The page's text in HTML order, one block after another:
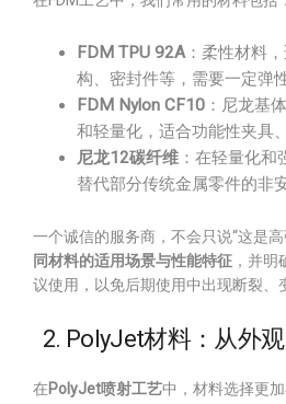
FDM TPU 92A：柔性材料
构、密封件等，需要一定弹
FDM Nylon CF10 ：尼龙基
和轻量化，适合功能性夹具
尼龙12碳纤维 ：在轻量化
替代部分传统金属零件的非
一个诚信的服务商，不会只说“这是
同材料的适用场景与性能特征 ，并
议使用，以免后期使用中出现断裂、
2. PolyJet材料：从外
在PolyJet喷射工艺中，材料选择更